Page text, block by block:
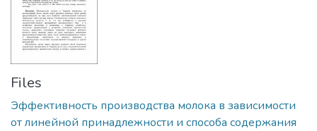
Files
Эффективность производства молока в зависимости
от линейной принадлежности и способа содержания